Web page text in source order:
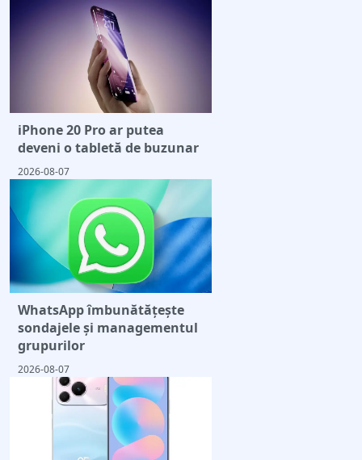
iPhone 20 Pro ar putea
deveni o tabletă de buzunar
2026-08-07
WhatsApp îmbunătățește
sondajele și managementul
grupurilor
2026-08-07